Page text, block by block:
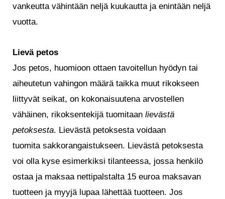
vankeutta vähintään neljä kuukautta ja enintään neljä
vuotta.
Lievä petos
Jos petos, huomioon ottaen tavoitellun hyödyn tai
aiheutetun vahingon määrä taikka muut rikokseen
liittyvät seikat, on kokonaisuutena arvostellen
vähäinen, rikoksentekijä tuomitaan lievästä
petoksesta. Lievästä petoksesta voidaan
tuomita sakkorangaistukseen. Lievästä petoksesta
voi olla kyse esimerkiksi tilanteessa, jossa henkilö
ostaa ja maksaa nettipalstalta 15 euroa maksavan
tuotteen ja myyjä lupaa lähettää tuotteen. Jos